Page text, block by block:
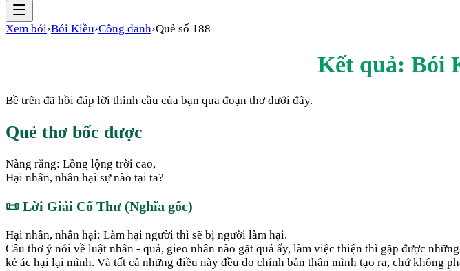
Xem bói›Bói Kiều›Công danh›Quẻ số 188
Kết quả: Bói
Bề trên đã hồi đáp lời thỉnh cầu của bạn qua đoạn thơ dưới đây.
Quẻ thơ bốc được
Nàng rằng: Lồng lộng trời cao,
Hại nhân, nhân hại sự nào tại ta?
📜 Lời Giải Cổ Thư (Nghĩa gốc)
Hại nhân, nhân hại: Làm hại người thì sẽ bị người làm hại.
Câu thơ ý nói về luật nhân - quả, gieo nhân nào gặt quả ấy, làm việc thiện thì gặp được
kẻ ác hại lại mình. Và tất cả những điều này đều do chính bản thân mình tạo ra, chứ không